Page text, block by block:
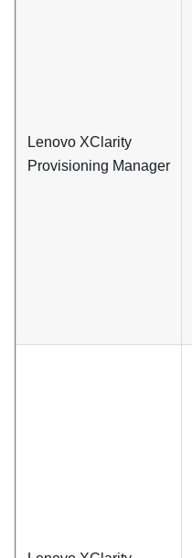
Lenovo XClarity
Provisioning Manager